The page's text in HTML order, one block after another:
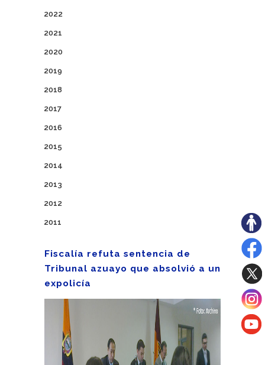
2022
2021
2020
2019
2018
2017
2016
2015
2014
2013
2012
2011
Fiscalía refuta sentencia de
Tribunal azuayo que absolvió a un
expolicía